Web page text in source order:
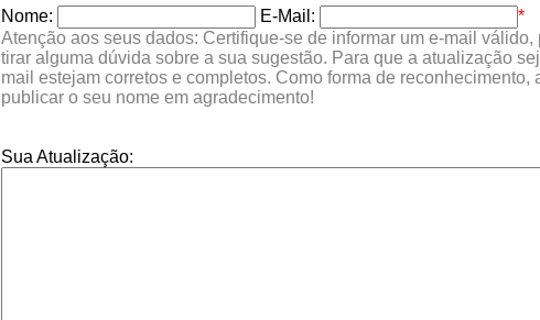
Nome: E-Mail:
*
Atenção aos seus dados: Certifique-se de informar um e-mail
tirar alguma dúvida sobre a sua sugestão. Para que a atualização
mail estejam corretos e completos. Como forma de
publicar o seu nome em agradecimento!
Sua Atualização: